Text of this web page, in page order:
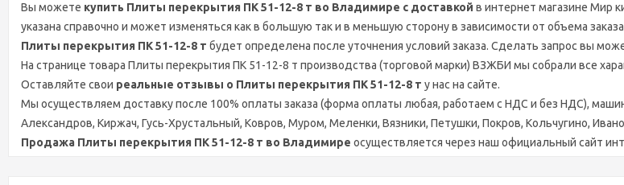
Вы можете купить Плиты перекрытия ПК 51-12-8 т во Владимире с доставкой в интернет магазине Мир
указана справочно и может изменяться как в большую так и в меньшую сторону в зависимости от объема
Плиты перекрытия ПК 51-12-8 т будет определена после уточнения условий заказа. Сделать запрос вы
На странице товара Плиты перекрытия ПК 51-12-8 т производства (торговой марки) ВЗЖБИ мы собрали все
Оставляйте свои реальные отзывы о Плиты перекрытия ПК 51-12-8 т у нас на сайте.
Мы осуществляем доставку после 100% оплаты заказа (форма оплаты любая, работаем с НДС и без НДС),
Александров, Киржач, Гусь-Хрустальный, Ковров, Муром, Меленки, Вязники, Петушки, Покров, Кольчугино,
Продажа Плиты перекрытия ПК 51-12-8 т во Владимире осуществляется через наш официальный сайт